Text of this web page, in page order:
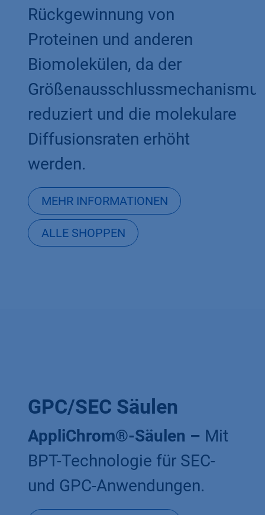
Rückgewinnung von
Proteinen und anderen
Biomolekülen, da der
reduziert und die molekulare
Diffusionsraten erhöht
werden.
MEHR INFORMATIONEN
ALLE SHOPPEN
GPC/SEC Säulen
AppliChrom®-Säulen – Mit
BPT-Technologie für SEC-
und GPC-Anwendungen.